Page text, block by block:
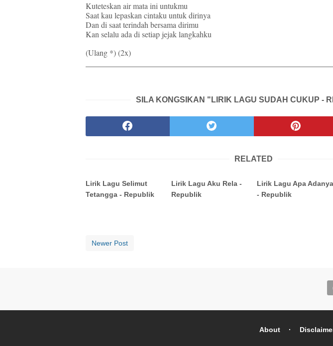
Kuteteskan air mata ini untukmu
Saat kau lepaskan cintaku untuk dirinya
Dan di saat terindah bersama dirimu
Kan selalu ada di setiap jejak langkahku
(Ulang *) (2x)
SILA KONGSIKAN "LIRIK LAGU SUDAH CUKUP -
RELATED
Lirik Lagu Selimut
Tetangga - Republik
Lirik Lagu Aku Rela -
Republik
Lirik Lagu Apa Adanya
- Republik
Newer Post
About